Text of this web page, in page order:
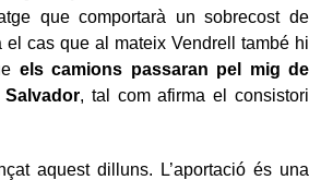
que comportarà un sobrecost de
el cas que al mateix Vendrell també hi
els camions passaran pel mig de
, tal com afirma el consistori
aquest dilluns. L’aportació és una